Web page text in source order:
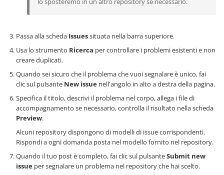
Passa alla scheda Issuessituata nella barra superiore.
Usa lo strumento Ricerca per controllare i problemi esistenti e non
creare duplicati.
Quando sei sicuro che il problema che vuoi segnalare è unico, fai
clic sul pulsante New issue nell'angolo in alto a destra della pagina.
Specifica il titolo, descrivi il problema nel corpo, allega i file di
accompagnamento se necessario, controlla il risultato nella scheda
Preview.
Alcuni repository dispongono di modelli di issue corrispondenti.
Rispondi a ogni domanda posta nel modello fornito nel repository.
Quando il tuo post è completo, fai clic sul pulsanteSubmit new
issue per segnalare un problema nel repository che hai scelto.